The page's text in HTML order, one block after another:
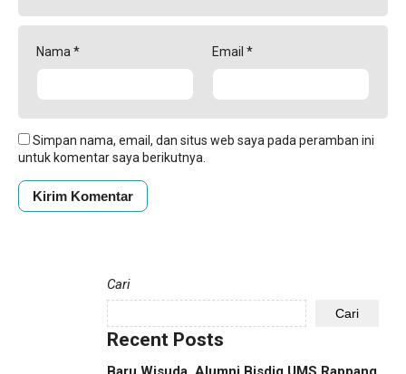
Nama * Email *
Simpan nama, email, dan situs web saya pada peramban ini
untuk komentar saya berikutnya.
Cari
Cari
Recent Posts